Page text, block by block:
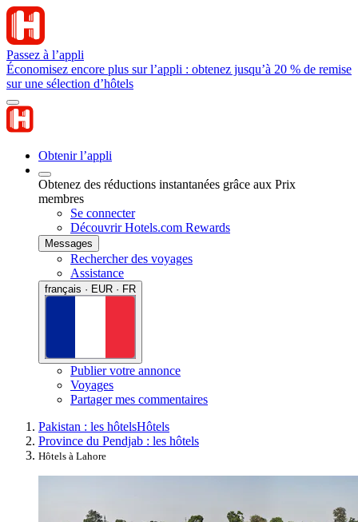
Passez à l’appli
Économisez encore plus sur l’appli : obtenez jusqu’à 20 % de remise
sur une sélection d’hôtels
Obtenir l’appli
Obtenez des réductions instantanées grâce aux Prix
membres
Se connecter
Découvrir Hotels.com Rewards
Messages
Rechercher des voyages
Assistance
français · EUR · FR
Publier votre annonce
Voyages
Partager mes commentaires
Pakistan : les hôtelsHôtels
Province du Pendjab : les hôtels
Hôtels à Lahore